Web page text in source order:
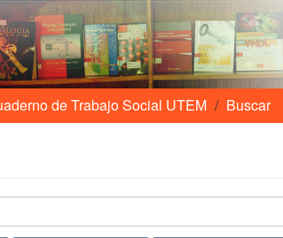
de Trabajo Social UTEM Buscar